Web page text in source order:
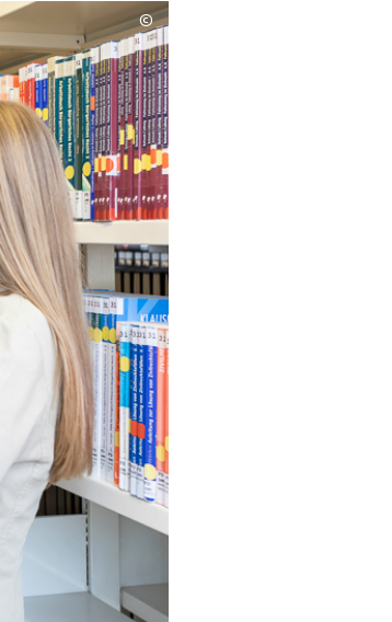
©
Copyrighthinweis
aufklappen